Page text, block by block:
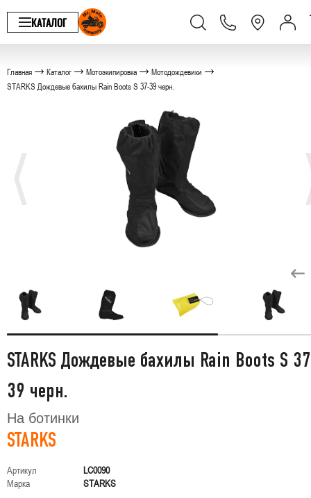
КАТАЛОГ
Главная Каталог Мотоэкипировка
Мотодождевики
STARKS Дождевые бахилы Rain Boots S 37-39 черн.
STARKS Дождевые бахилы Rain Boots S
39 черн.
На ботинки
STARKS
Артикул
LC0090
Марка
STARKS